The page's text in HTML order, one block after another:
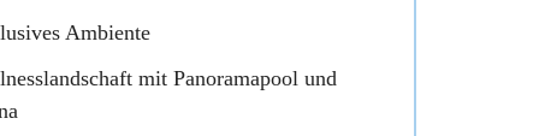
Ambiente
mit Panoramapool und